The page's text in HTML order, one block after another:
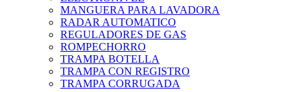
MANGUERA PARA LAVADORA
RADAR AUTOMATICO
REGULADORES DE GAS
ROMPECHORRO
TRAMPA BOTELLA
TRAMPA CON REGISTRO
TRAMPA CORRUGADA